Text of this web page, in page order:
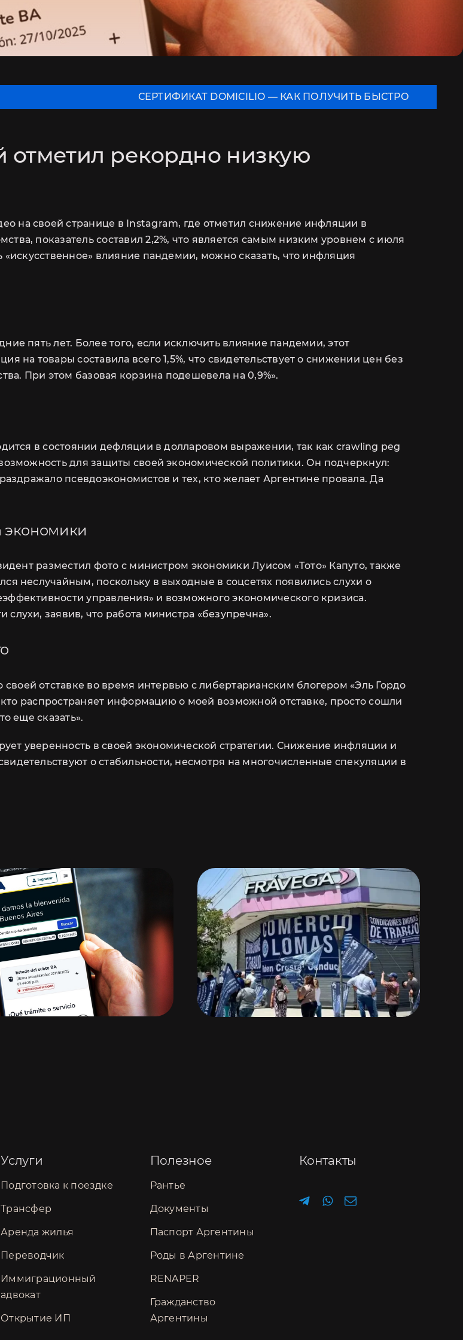
СЕРТИФИКАТ DOMICILIO — КАК ПОЛУЧИТЬ БЫСТРО FRAVEGA В
рекордно низкую
на своей странице в Instagram, где отметил снижение инфляции в
показатель составил 2,2%, что является самым низким уровнем с июля
влияние пандемии, можно сказать, что инфляция
пять лет. Более того, если исключить влияние пандемии, этот
на товары составила всего 1,5%, что свидетельствует о снижении цен без
При этом базовая корзина подешевела на 0,9%».
в состоянии дефляции в долларовом выражении, так как crawling peg
для защиты своей экономической политики. Он подчеркнул:
псевдоэкономистов и тех, кто желает Аргентине провала. Да
экономики
разместил фото с министром экономики Луисом «Тото» Капуто, также
неслучайным, поскольку в выходные в соцсетях появились слухи о
управления» и возможного экономического кризиса.
заявив, что работа министра «безупречна».
отставке во время интервью с либертарианским блогером «Эль Гордо
распространяет информацию о моей возможной отставке, просто сошли
еще сказать».
уверенность в своей экономической стратегии. Снижение инфляции и
о стабильности, несмотря на многочисленные спекуляции в
Fravega в кризисе
Услуги
Подготовка к поездке
Трансфер
Аренда жилья
Переводчик
Иммиграционный
адвокат
Открытие ИП
Полезное
Рантье
Документы
Паспорт Аргентины
Роды в Аргентине
RENAPER
Гражданство
Аргентины
Контакты
100 USD
РАНТЬЕ
РАНТЬЕ
на консультацию